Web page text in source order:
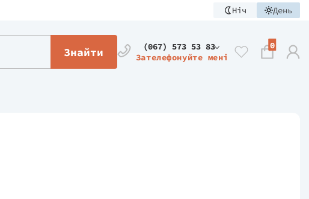
Ніч День
Знайти
(067) 573 53 83
Зателефонуйте мені
0